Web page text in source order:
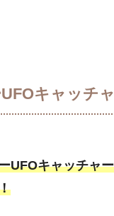
キャッチ
UFOキャッチャ